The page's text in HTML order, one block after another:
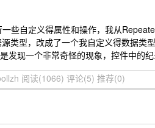
些自定义得属性和操作，我从
类型，改成了一个我自定义得数据类
发现一个非常奇怪的现象，控件中的
阅读(1066) 评论(5) 推荐(0)